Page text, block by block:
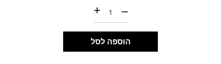
כמות של Maroubra Cargo |Bermuda Dark Brown
--
+
הוספה לסל